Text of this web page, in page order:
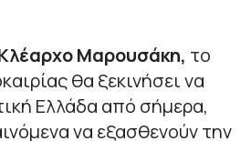
Μαρουσάκη, το
θα ξεκινήσει να
Ελλάδα από σήμερα,
να εξασθενούν την